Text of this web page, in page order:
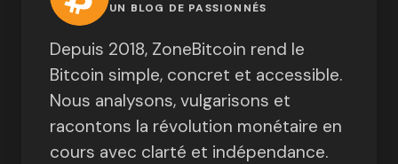
UN BLOG DE PASSIONNÉS
Depuis 2018, ZoneBitcoin rend le
Bitcoin simple, concret et accessible.
Nous analysons, vulgarisons et
racontons la révolution monétaire en
cours avec clarté et indépendance.